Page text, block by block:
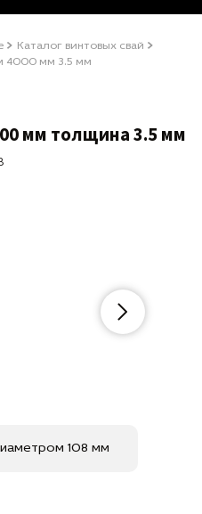
Каталог винтовых свай
4000 мм 3.5 мм
мм толщина 3.5 мм
108 мм